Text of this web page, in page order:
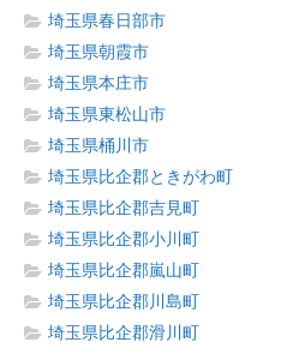
埼玉県春日部市
埼玉県朝霞市
埼玉県本庄市
埼玉県東松山市
埼玉県桶川市
埼玉県比企郡ときがわ町
埼玉県比企郡吉見町
埼玉県比企郡小川町
埼玉県比企郡嵐山町
埼玉県比企郡川島町
埼玉県比企郡滑川町